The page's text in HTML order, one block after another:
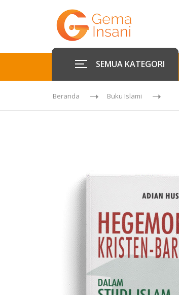
SEMUA KATEGORI
Beranda Buku Islami